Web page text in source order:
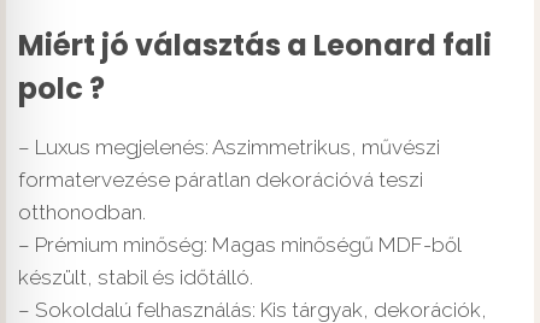
Miért jó választás a Leonard fali
polc ?
– Luxus megjelenés: Aszimmetrikus, művészi
formatervezése páratlan dekorációvá teszi
otthonodban.
– Prémium minőség: Magas minőségű MDF-ből
készült, stabil és időtálló.
– Sokoldalú felhasználás: Kis tárgyak, dekorációk,